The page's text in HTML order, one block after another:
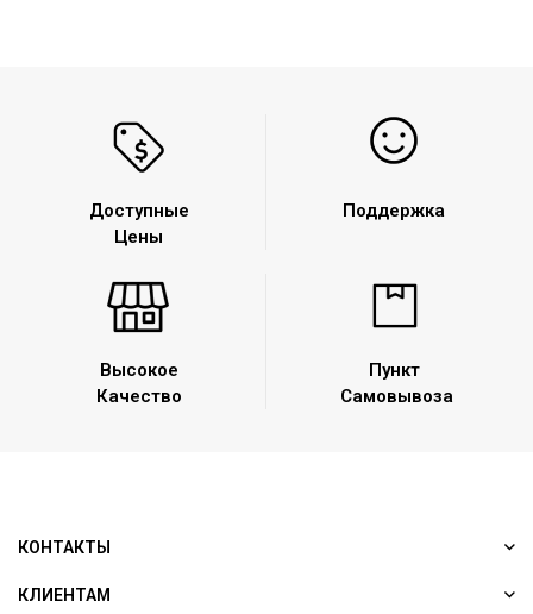
Высокое
Качество
Доступные
Цены
Пункт
Самовывоза
Поддержка
КОНТАКТЫ
КЛИЕНТАМ